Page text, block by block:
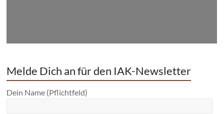
Melde Dich an für den IAK-Newsletter
Dein Name (Pflichtfeld)